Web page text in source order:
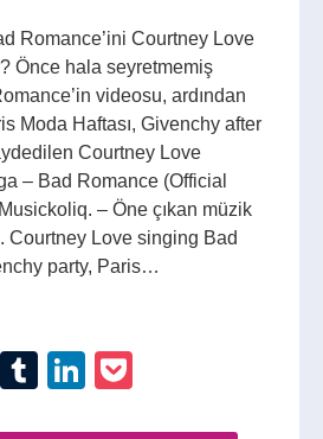
Romance’ini Courtney Love
Önce hala seyretmemiş
videosu, ardından
Moda Haftası, Givenchy after
Courtney Love
– Bad Romance (Official
– Öne çıkan müzik
Courtney Love singing Bad
party, Paris…
Pinterest
TumblrLinkedIn